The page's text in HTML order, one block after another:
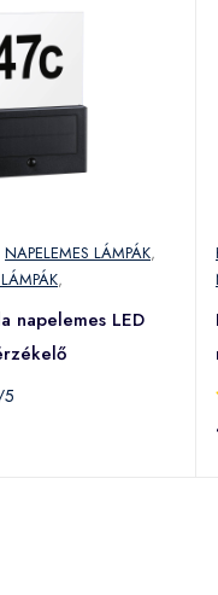
NAPELEMES LÁMPÁK,
,
napelemes LED